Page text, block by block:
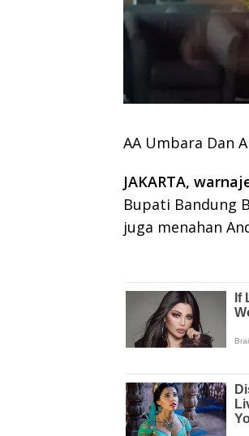
AA Umbara Dan
JAKARTA,
Bupati Bandung
juga menahan